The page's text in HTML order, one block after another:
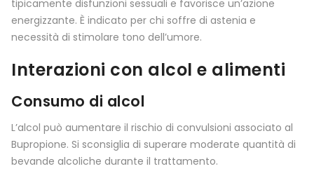
tipicamente disfunzioni sessuali e favorisce un’azione
energizzante. È indicato per chi soffre di astenia e
necessità di stimolare tono dell’umore.
Interazioni con alcol e alimenti
Consumo di alcol
L’alcol può aumentare il rischio di convulsioni associato al
Bupropione. Si sconsiglia di superare moderate quantità di
bevande alcoliche durante il trattamento.